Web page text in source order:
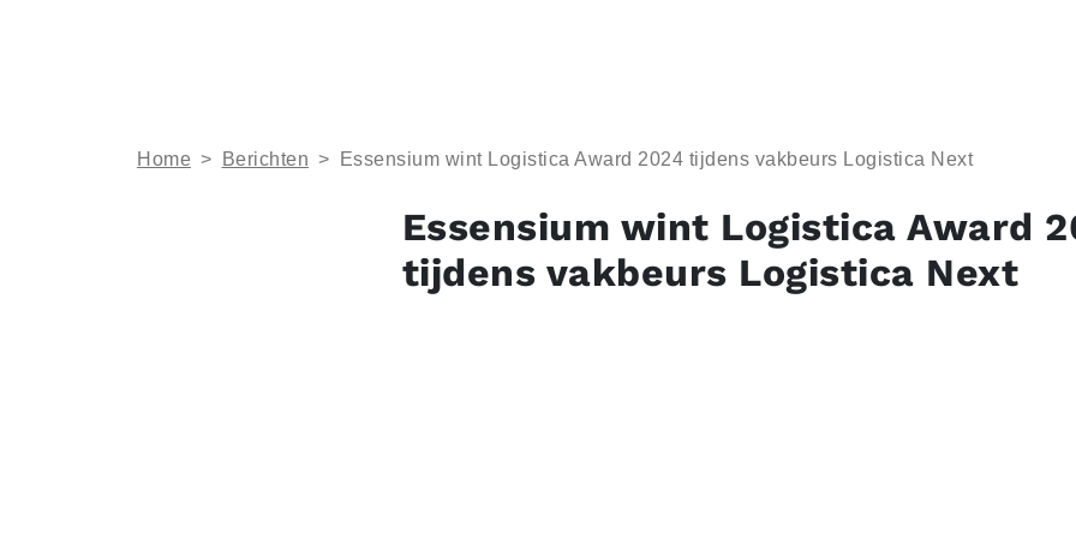
Home > Berichten > Essensium wint Logistica Award 2024 tijdens vakbeurs Logistica Next
Essensium wint Logistica Award
tijdens vakbeurs Logistica Next